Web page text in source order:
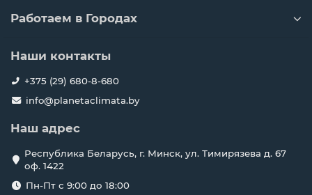
Работаем в Городах
Наши контакты
+375 (29) 680-8-680
info@planetaclimata.by
Наш адрес
Республика Беларусь, г. Минск, ул. Тимирязева д. 67
оф. 1422
Пн-Пт с 9:00 до 18:00